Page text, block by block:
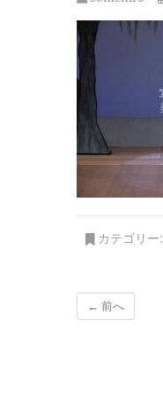
カテゴリー:
← 前へ